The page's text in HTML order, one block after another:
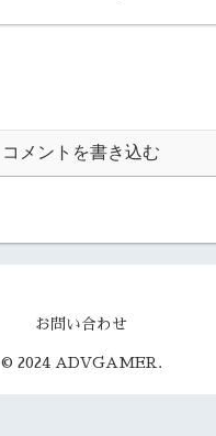
コメントを書き込む
お問い合わせ
© 2024 ADVGAMER.